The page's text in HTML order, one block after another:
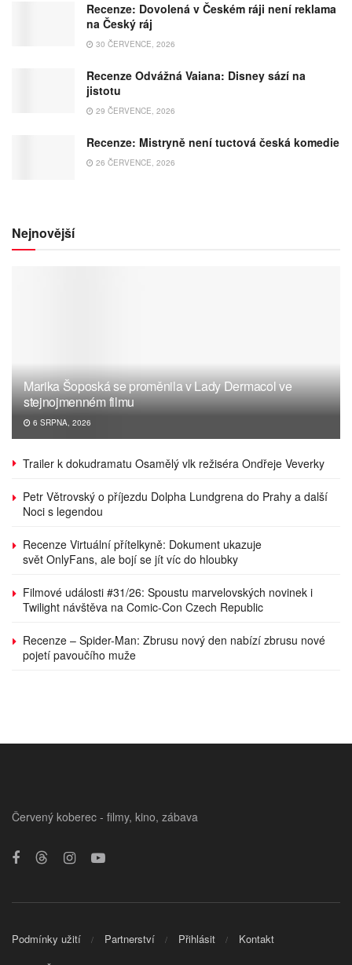
Recenze: Dovolená v Českém ráji není reklama
na Český ráj
30 ČERVENCE, 2026
Recenze Odvážná Vaiana: Disney sází na
jistotu
29 ČERVENCE, 2026
Recenze: Mistryně není tuctová česká komedie
26 ČERVENCE, 2026
Nejnovější
Marika Šoposká se proměnila v Lady Dermacol ve
stejnojmenném filmu
6 SRPNA, 2026
Trailer k dokudramatu Osamělý vlk režiséra Ondřeje Veverky
Petr Větrovský o příjezdu Dolpha Lundgrena do Prahy a další
Noci s legendou
Recenze Virtuální přítelkyně: Dokument ukazuje
svět OnlyFans, ale bojí se jít víc do hloubky
Filmové události #31/26: Spoustu marvelovských novinek i
Twilight návštěva na Comic-Con Czech Republic
Recenze – Spider-Man: Zbrusu nový den nabízí zbrusu nové
pojetí pavoučího muže
Červený koberec - filmy, kino, zábava
Podmínky užití Partnerství Přihlásit Kontakt